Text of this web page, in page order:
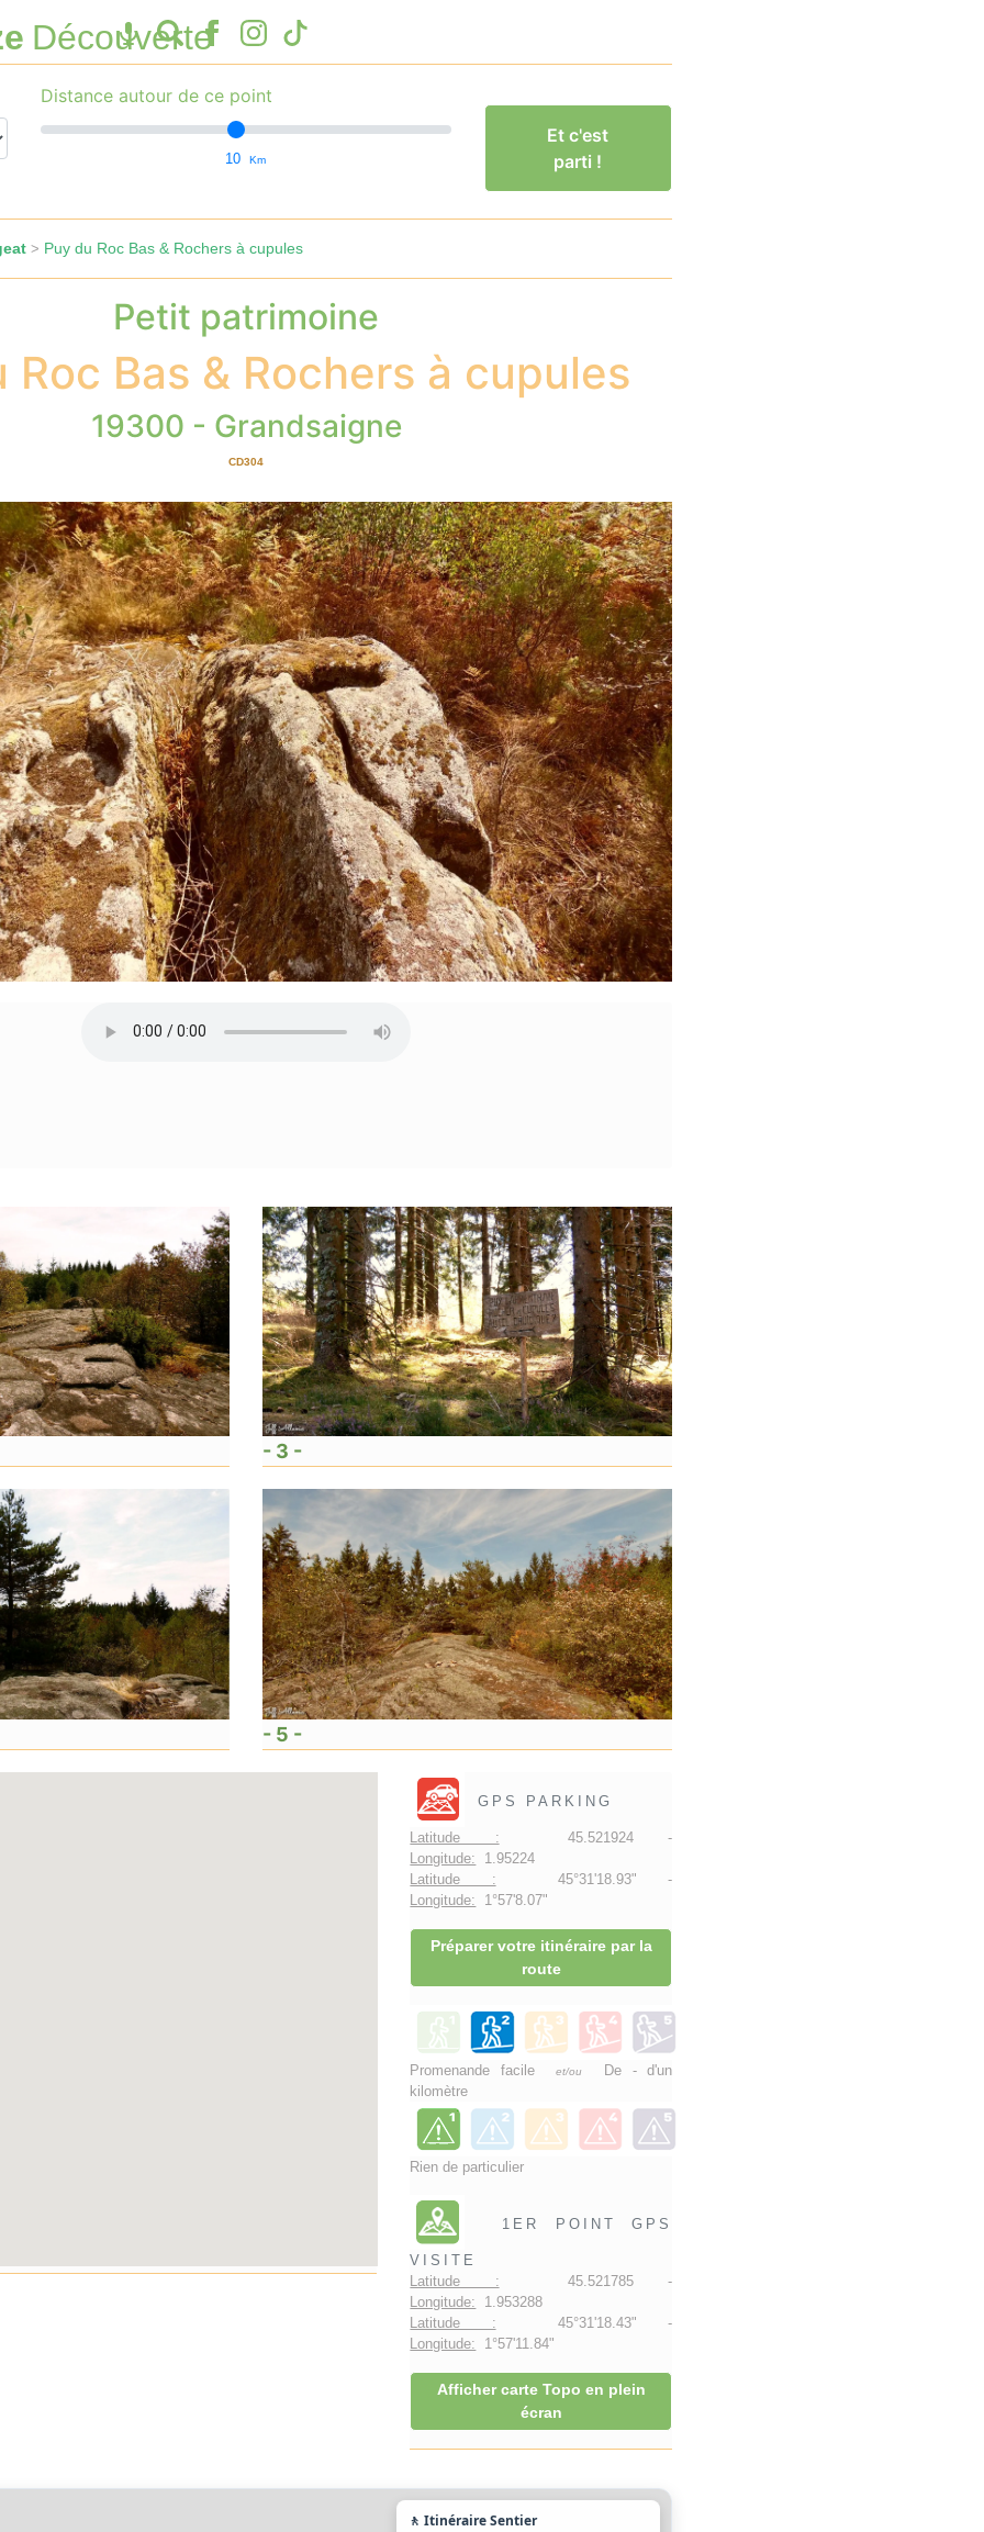
Découverte
Distance autour de ce point
10 Km
Et c'est
parti !
> Puy du Roc Bas & Rochers à cupules
Petit patrimoine
Roc Bas & Rochers à cupules
19300 - Grandsaigne
CD304
- 3 -
- 5 -
GPS PARKING
Latitude : 45.521924 -
Longitude: 1.95224
Latitude : 45°31'18.93" -
Longitude: 1°57'8.07"
Préparer votre itinéraire par la
route
Promenande facileet/ou
De - d'un
kilomètre
Rien de particulier
1ER POINT GPS
VISITE
Latitude : 45.521785 -
Longitude: 1.953288
Latitude : 45°31'18.43" -
Longitude: 1°57'11.84"
Afficher carte Topo en plein
écran
🚶 Itinéraire Sentier